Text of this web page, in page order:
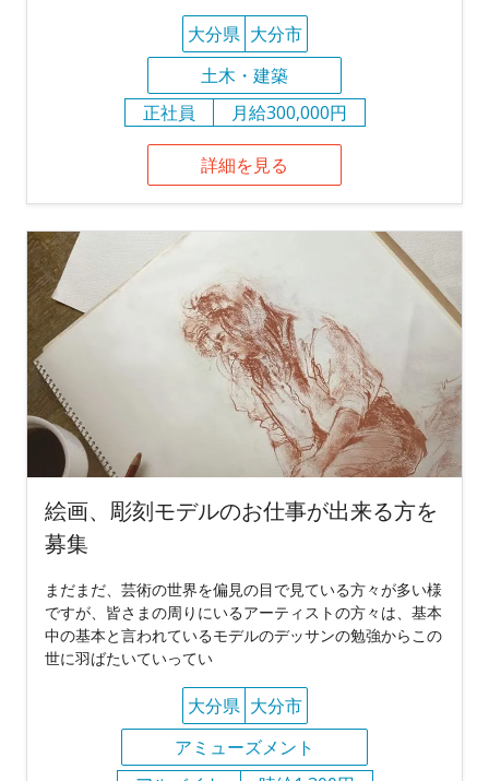
大分県 大分市
土木・建築
正社員
月給300,000円
詳細を見る
絵画、彫刻モデルのお仕事が出来る方を
募集
まだまだ、芸術の世界を偏見の目で見ている方々が多い様
ですが、皆さまの周りにいるアーティストの方々は、基本
中の基本と言われているモデルのデッサンの勉強からこの
世に羽ばたいていってい
大分県 大分市
アミューズメント